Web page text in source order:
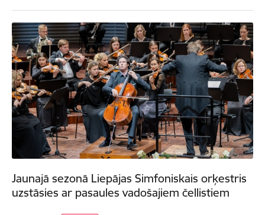
Jaunajā sezonā Liepājas Simfoniskais orķestris
uzstāsies ar pasaules vadošajiem čellistiem